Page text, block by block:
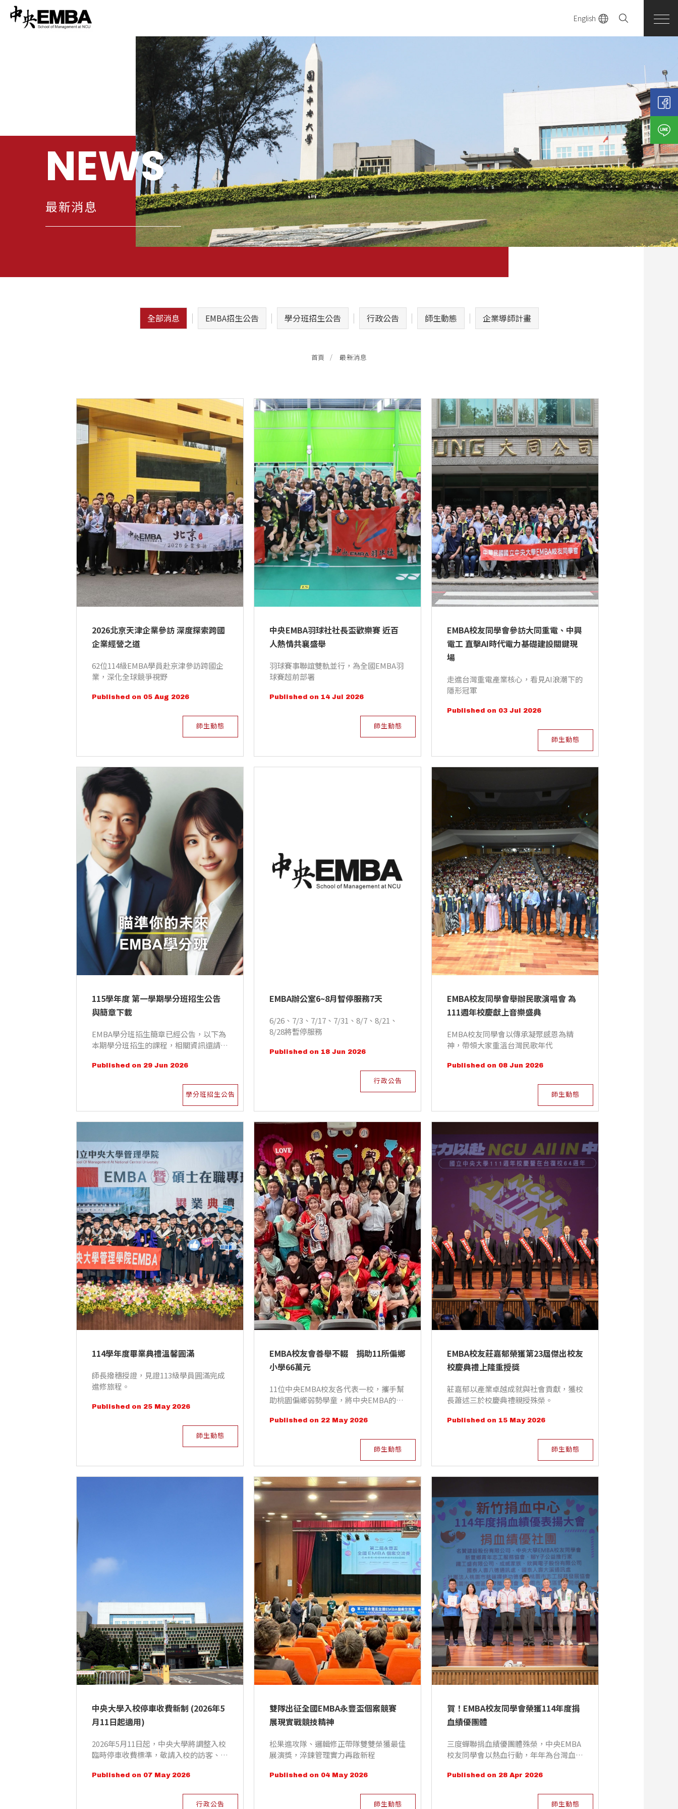
English
NEWS
最新消息
全部消息 EMBA招生公告 學分班招生公告 行政公告 師生動態 企業導師計畫
首頁 最新消息
2026北京天津企業參訪 深度探索跨國
企業經營之道
62位114級EMBA學員赴京津參訪跨國企
業，深化全球競爭視野
Published on 05 Aug 2026
師生動態
中央EMBA羽球社社長盃歡樂賽 近百
人熱情共襄盛舉
羽球賽事聯誼雙軌並行，為全國EMBA羽
球賽超前部署
Published on 14 Jul 2026
師生動態
EMBA校友同學會參訪大同重電、中興
電工 直擊AI時代電力基礎建設關鍵現
場
走進台灣重電產業核心，看見AI浪潮下的
隱形冠軍
Published on 03 Jul 2026
師生動態
115學年度 第一學期學分班招生公告
與簡章下載
EMBA學分班招生簡章已經公告，以下為
本期學分班招生的課程，相關資訊還請詳
Published on 29 Jun 2026
學分班招生公告
EMBA辦公室6~8月暫停服務7天
6/26、7/3、7/17、7/31、8/7、8/21、
8/28將暫停服務
Published on 18 Jun 2026
行政公告
EMBA校友同學會舉辦民歌演唱會 為
111週年校慶獻上音樂盛典
EMBA校友同學會以傳承凝聚感恩為精
神，帶領大家重溫台灣民歌年代
Published on 08 Jun 2026
師生動態
114學年度畢業典禮溫馨圓滿
師長撥穗授證，見證113級學員圓滿完成
進修旅程。
Published on 25 May 2026
師生動態
EMBA校友會善舉不輟　捐助11所偏鄉
小學66萬元
11位中央EMBA校友各代表一校，攜手幫
助桃園偏鄉弱勢學童，將中央EMBA的溫
Published on 22 May 2026
師生動態
EMBA校友莊嘉郁榮獲第23屆傑出校友
校慶典禮上隆重授獎
莊嘉郁以產業卓越成就與社會貢獻，獲校
長蕭述三於校慶典禮親授殊榮。
Published on 15 May 2026
師生動態
中央大學入校停車收費新制 (2026年5
月11日起適用)
2026年5月11日起，中央大學將調整入校
臨時停車收費標準，敬請入校的訪客、學
Published on 07 May 2026
行政公告
雙隊出征全國EMBA永豐盃個案競賽
展現實戰競技精神
松果進攻隊、邏輯修正帶隊雙雙榮獲最佳
展演獎，淬鍊管理實力再啟新程
Published on 04 May 2026
師生動態
賀！EMBA校友同學會榮獲114年度捐
血績優團體
三度蟬聯捐血績優團體殊榮，中央EMBA
校友同學會以熱血行動，年年為台灣血液
Published on 28 Apr 2026
師生動態